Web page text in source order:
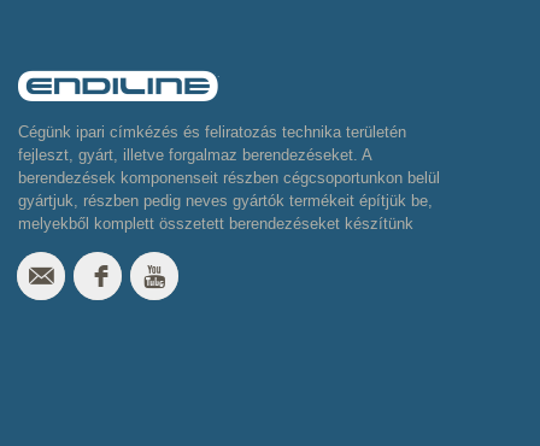
Cégünk ipari címkézés és feliratozás technika területén
fejleszt, gyárt, illetve forgalmaz berendezéseket. A
berendezések komponenseit részben cégcsoportunkon belül
gyártjuk, részben pedig neves gyártók termékeit építjük be,
melyekből komplett összetett berendezéseket készítünk